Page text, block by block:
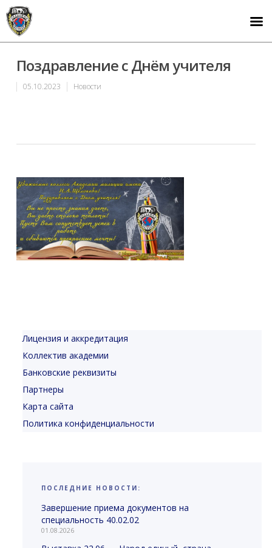
Поздравление с Днём учителя
05.10.2023 Новости
Лицензия и аккредитация
Коллектив академии
Банковские реквизиты
Партнеры
Карта сайта
Политика конфиденциальности
ПОСЛЕДНИЕ НОВОСТИ:
Завершение приема документов на
специальность 40.02.02
01.08.2026